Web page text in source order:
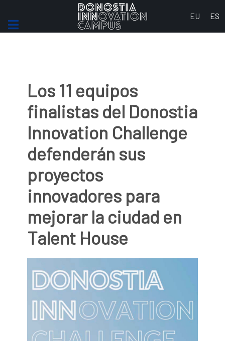
EU ES
Los 11 equipos
finalistas del Donostia
Innovation Challenge
defenderán sus
proyectos
innovadores para
mejorar la ciudad en
Talent House